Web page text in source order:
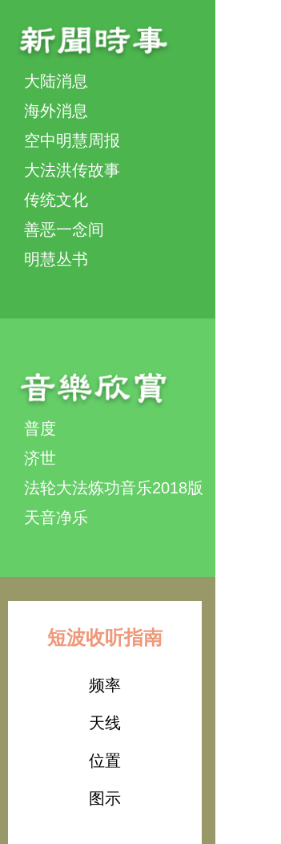
大陆消息
海外消息
空中明慧周报
大法洪传故事
传统文化
善恶一念间
明慧丛书
普度
济世
法轮大法炼功音乐2018版
天音净乐
短波收听指南
频率
天线
位置
图示